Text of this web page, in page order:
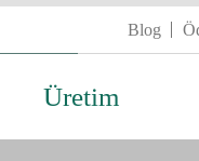
Blog
Üretim